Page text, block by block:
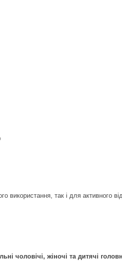
використання, так і для активного
чоловічі, жіночі та дитячі